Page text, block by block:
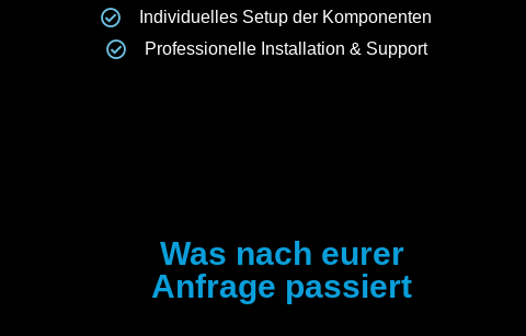
Individuelles Setup der Komponenten
Professionelle Installation & Support
Was nach eurer
Anfrage passiert